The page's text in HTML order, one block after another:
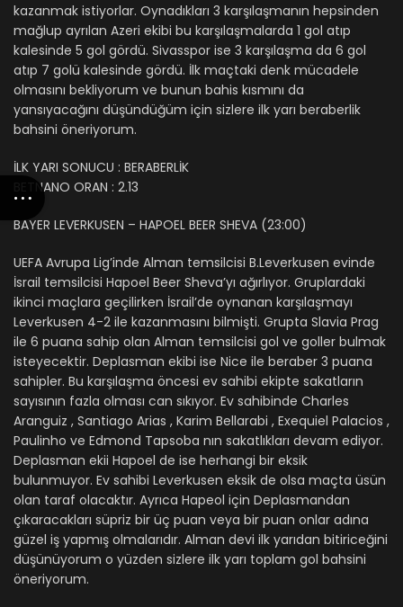
kazanmak istiyorlar. Oynadıkları 3 karşılaşmanın hepsinden
mağlup ayrılan Azeri ekibi bu karşılaşmalarda 1 gol atıp
kalesinde 5 gol gördü. Sivasspor ise 3 karşılaşma da 6 gol
atıp 7 golü kalesinde gördü. İlk maçtaki denk mücadele
olmasını bekliyorum ve bunun bahis kısmını da
yansıyacağını düşündüğüm için sizlere ilk yarı beraberlik
bahsini öneriyorum.
İLK YARI SONUCU : BERABERLİK
BETNANO ORAN : 2.13
BAYER LEVERKUSEN – HAPOEL BEER SHEVA (23:00)
UEFA Avrupa Lig’inde Alman temsilcisi B.Leverkusen evinde
İsrail temsilcisi Hapoel Beer Sheva’yı ağırlıyor. Gruplardaki
ikinci maçlara geçilirken İsrail’de oynanan karşılaşmayı
Leverkusen 4-2 ile kazanmasını bilmişti. Grupta Slavia Prag
ile 6 puana sahip olan Alman temsilcisi gol ve goller bulmak
isteyecektir. Deplasman ekibi ise Nice ile beraber 3 puana
sahipler. Bu karşılaşma öncesi ev sahibi ekipte sakatların
sayısının fazla olması can sıkıyor. Ev sahibinde Charles
Aranguiz , Santiago Arias , Karim Bellarabi , Exequiel Palacios ,
Paulinho ve Edmond Tapsoba nın sakatlıkları devam ediyor.
Deplasman ekii Hapoel de ise herhangi bir eksik
bulunmuyor. Ev sahibi Leverkusen eksik de olsa maçta üsün
olan taraf olacaktır. Ayrıca Hapeol için Deplasmandan
çıkaracakları süpriz bir üç puan veya bir puan onlar adına
güzel iş yapmış olmalarıdır. Alman devi ilk yarıdan bitiriceğini
düşünüyorum o yüzden sizlere ilk yarı toplam gol bahsini
öneriyorum.